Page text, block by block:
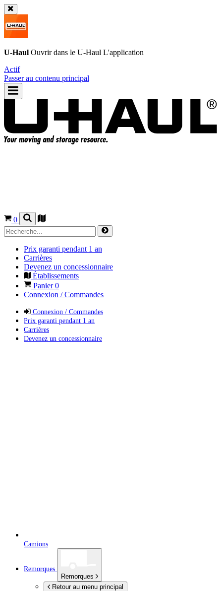
U-Haul Ouvrir dans le U-Haul L'application
Actif
Passer au contenu principal
0
Prix garanti pendant 1 an
Carrières
Devenez un concessionnaire
Établissements
Panier0
Connexion / Commandes
Connexion / Commandes
Prix garanti pendant 1 an
Carrières
Devenez un concessionnaire
Camions
Remorques
Remorques
Retour au menu principal